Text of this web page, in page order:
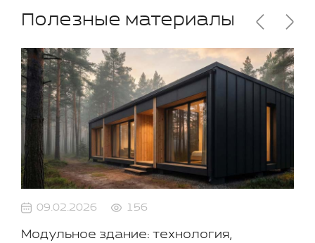
Полезные материалы
09.02.2026 156
Модульное здание: технология,